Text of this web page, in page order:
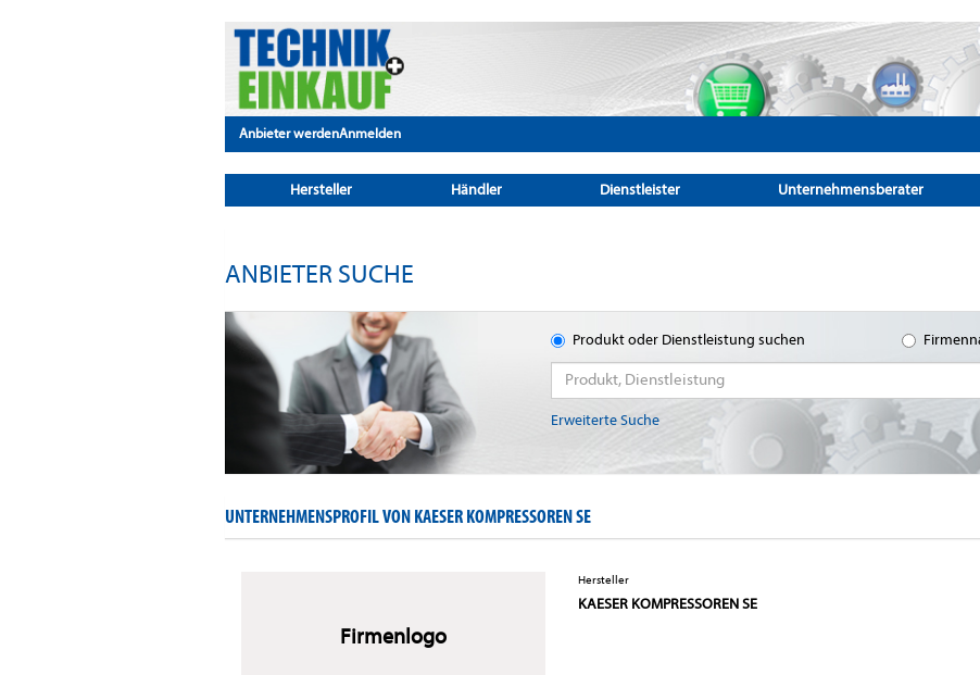
Anbieter werdenAnmelden
Hersteller Händler Dienstleister Unternehmensberater
ANBIETER SUCHE
Produkt oder Dienstleistung suchen
Erweiterte Suche
UNTERNEHMENSPROFIL VON KAESER KOMPRESSOREN SE
Firmenlogo
Hersteller
KAESER KOMPRESSOREN SE